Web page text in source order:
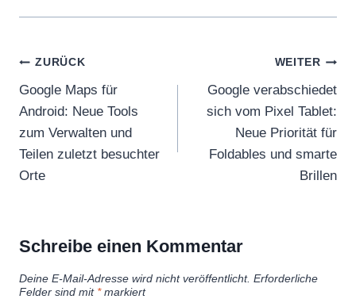
Beitragsnavigation
ZURÜCK
Google Maps für
Android: Neue Tools
zum Verwalten und
Teilen zuletzt besuchter
Orte
WEITER
Google verabschiedet
sich vom Pixel Tablet:
Neue Priorität für
Foldables und smarte
Brillen
Schreibe einen Kommentar
Deine E-Mail-Adresse wird nicht veröffentlicht. Erforderliche
Felder sind mit *markiert